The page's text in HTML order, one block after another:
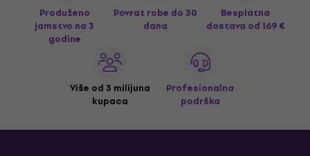
Produženo
jamstvo na 3
godine
Povrat robe do 30
dana
Besplatna
dostava od 169 €
Više od 3 milijuna
kupaca
Profesionalna
podrška